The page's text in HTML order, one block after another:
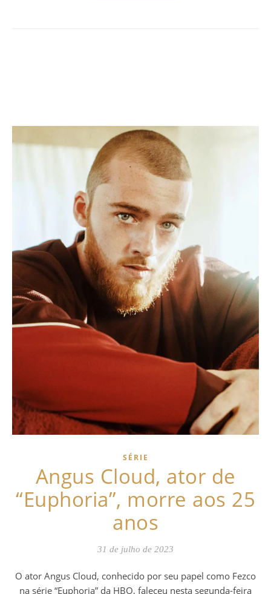
SÉRIE
Angus Cloud, ator de
“Euphoria”, morre aos 25
anos
31 de julho de 2023
O ator Angus Cloud, conhecido por seu papel como Fezco
na série “Euphoria” da HBO, faleceu nesta segunda-feira